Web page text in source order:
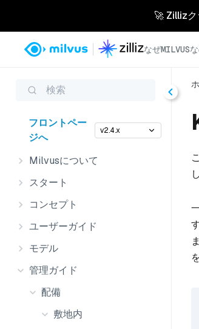
🚀 Zillizク
なぜMILVUS
検索
フロントペー
ジへ
v2.4.x
Milvusについて
スタート
コンセプト
ユーザーガイド
モデル
管理ガイド
配備
敷地内